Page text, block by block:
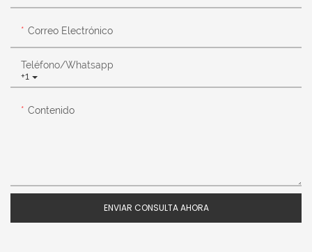
Correo Electrónico
+1
Teléfono/whatsapp
Contenido
ENVIAR CONSULTA AHORA